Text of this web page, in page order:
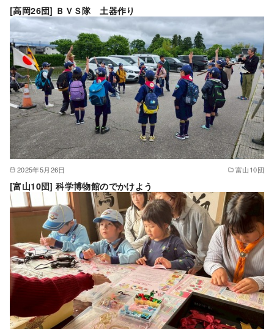
[高岡26団] ＢＶＳ隊 土器作り
2025年5月26日 富山10団
[富山10団] 科学博物館のでかけよう